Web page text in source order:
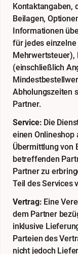
Kontaktangaben,
Beilagen,
Informationen
für jedes
Mehrwertsteuer),
(einschließlich
Abholungszeiten
Partner.
Service: Die
einen
Übermittlung von
betreffenden
Partner zu
Teil des Services
Vertrag: Eine
dem Partner
inklusive
Parteien des
nicht jedoch